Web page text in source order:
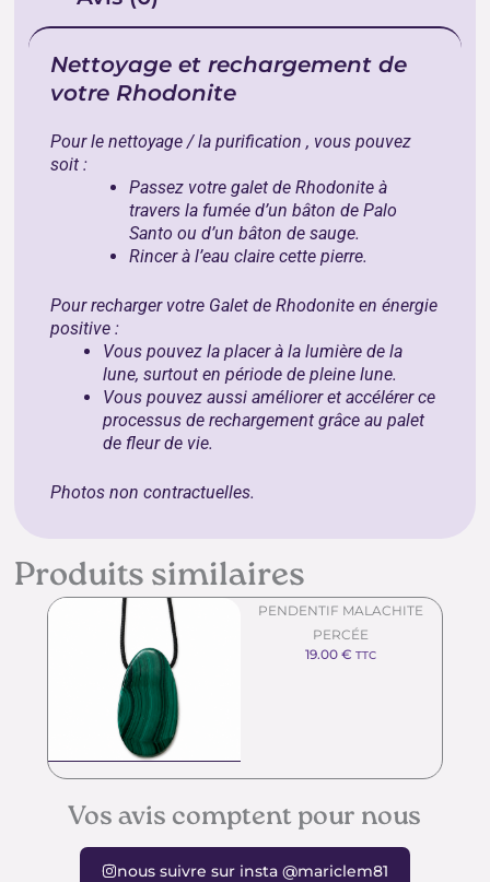
Nettoyage et rechargement de
votre Rhodonite
Pour le nettoyage / la purification , vous pouvez
soit :
Passez votre galet de Rhodonite à
travers la fumée d’un bâton de Palo
Santo ou d’un bâton de sauge.
Rincer à l’eau claire cette pierre.
Pour recharger votre Galet de Rhodonite en énergie
positive :
Vous pouvez la placer à la lumière de la
lune, surtout en période de pleine lune.
Vous pouvez aussi améliorer et accélérer ce
processus de rechargement grâce aupalet
de fleur de vie.
Photos non contractuelles.
Produits similaires
PENDENTIF MALACHITE
PERCÉE
19.00€ TTC
Vos avis comptent pour nous
nous suivre sur insta @mariclem81